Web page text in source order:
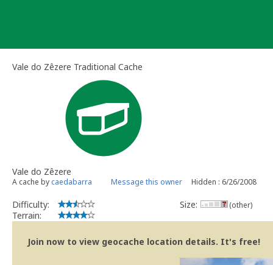
Vale do Zêzere Traditional Cache
Vale do Zêzere
A cache by caedabarra Message this owner Hidden : 6/26/2008
Difficulty:
Terrain:
Size: (other)
Join now to view geocache location details. It's free!